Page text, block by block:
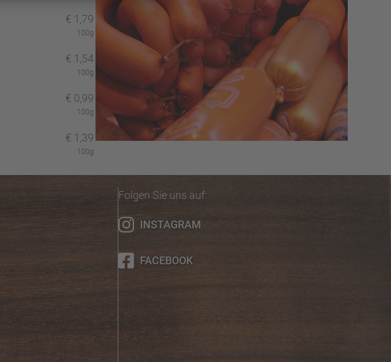
€ 1,79
100g
€ 1,54
100g
€ 0,99
100g
€ 1,39
100g
Folgen Sie uns auf:
INSTAGRAM
FACEBOOK